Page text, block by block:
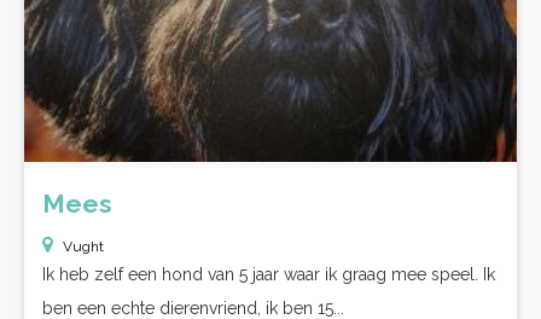
Mees
Vught
Ik heb zelf een hond van 5 jaar waar ik graag mee speel. Ik
ben een echte dierenvriend, ik ben 15...